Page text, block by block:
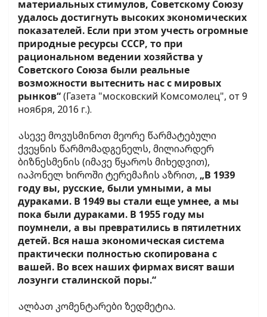
материальных стимулов, Советскому Союзу
удалось достигнуть высоких экономических
показателей. Если при этом учесть огромные
природные ресурсы СССР, то при
рациональном ведении хозяйства у
Советского Союза были реальные
возможности вытеснить нас с мировых
рынков“(Газета "московский Комсомолец", от 9
ноября, 2016 г.).
ასევე მოვუსმინოთ მეორე წარმატებული
ქვეყნის წარმომადგენელს, მილიარდერ
ბიზნესმენის (იმავე წყაროს მიხედვით),
იაპონელ ხიროში ტერემაჩის აზრით, „В 1939
году вы, русские, были умными, а мы
дураками. В 1949 вы стали еще умнее, а мы
пока были дураками. В 1955 году мы
поумнели, а вы превратились в пятилетних
детей. Вся наша экономическая система
практически полностью скопирована с
вашей. Во всех наших фирмах висят ваши
лозунги сталинской поры.“
ალბათ კომენტარები ზედმეტია.